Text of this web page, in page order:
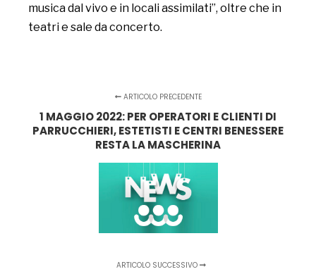
musica dal vivo e in locali assimilati”, oltre che in
teatri e sale da concerto.
ARTICOLO PRECEDENTE
1 MAGGIO 2022: PER OPERATORI E CLIENTI DI
PARRUCCHIERI, ESTETISTI E CENTRI BENESSERE
RESTA LA MASCHERINA
ARTICOLO SUCCESSIVO